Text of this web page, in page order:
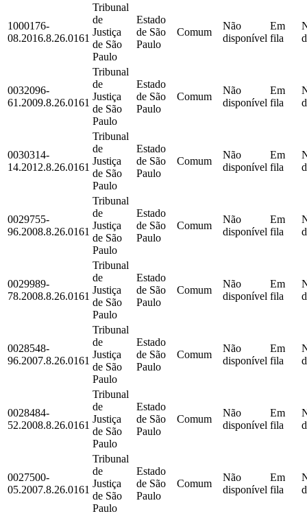
1000176-
08.2016.8.26.0161
Tribunal
de
Justiça
de São
Paulo
Estado
de São
Paulo
Comum
Não
disponível
Em
fila
0032096-
61.2009.8.26.0161
Tribunal
de
Justiça
de São
Paulo
Estado
de São
Paulo
Comum
Não
disponível
Em
fila
0030314-
14.2012.8.26.0161
Tribunal
de
Justiça
de São
Paulo
Estado
de São
Paulo
Comum
Não
disponível
Em
fila
0029755-
96.2008.8.26.0161
Tribunal
de
Justiça
de São
Paulo
Estado
de São
Paulo
Comum
Não
disponível
Em
fila
0029989-
78.2008.8.26.0161
Tribunal
de
Justiça
de São
Paulo
Estado
de São
Paulo
Comum
Não
disponível
Em
fila
0028548-
96.2007.8.26.0161
Tribunal
de
Justiça
de São
Paulo
Estado
de São
Paulo
Comum
Não
disponível
Em
fila
0028484-
52.2008.8.26.0161
Tribunal
de
Justiça
de São
Paulo
Estado
de São
Paulo
Comum
Não
disponível
Em
fila
0027500-
05.2007.8.26.0161
Tribunal
de
Justiça
de São
Paulo
Estado
de São
Paulo
Comum
Não
disponível
Em
fila